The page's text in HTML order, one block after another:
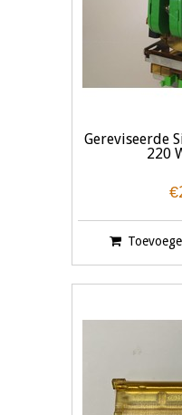
Gereviseerde
220